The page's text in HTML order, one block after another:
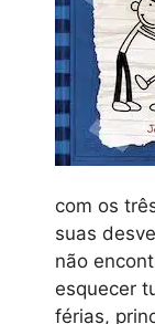
com os
suas
não
esquecer
férias,